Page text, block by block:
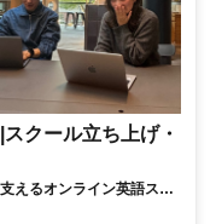
クール立ち上げ・
えるオンライン英語スク